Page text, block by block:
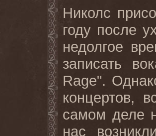
Николс
году после
недолгое
записать
Rage".
концертов,
самом деле
нас